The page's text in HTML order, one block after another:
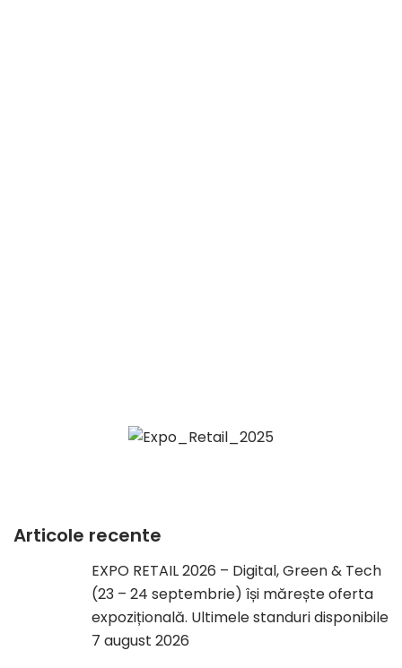
Articole recente
EXPO RETAIL 2026 – Digital, Green & Tech
(23 – 24 septembrie) își mărește oferta
expozițională. Ultimele standuri disponibile
7 august 2026